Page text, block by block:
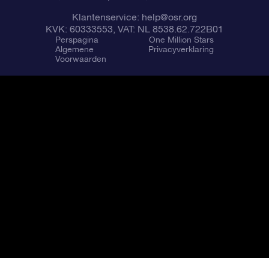
Klantenservice: help@osr.org
KVK: 60333553, VAT: NL 8538.62.722B01
Perspagina
One Million Stars
Algemene
Voorwaarden
Privacyverklaring